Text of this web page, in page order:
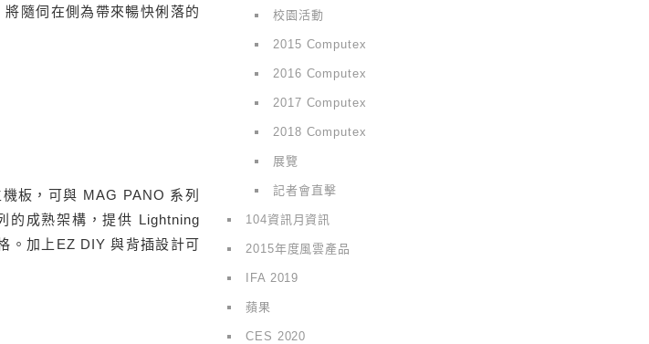
隨伺在側為帶來暢快俐落的
板，可與 MAG PANO 系列
的成熟架構，提供 Lightning
。加上EZ DIY 與背插設計可
校園活動
2015 Computex
2016 Computex
2017 Computex
2018 Computex
展覽
記者會直擊
104資訊月資訊
2015年度風雲產品
IFA 2019
蘋果
CES 2020